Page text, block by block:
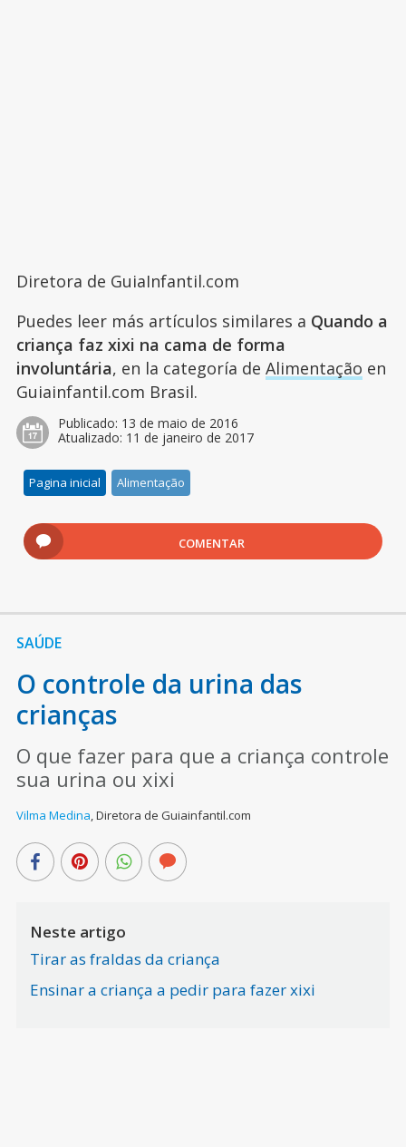
Diretora de GuiaInfantil.com
Puedes leer más artículos similares a Quando a
criança faz xixi na cama de forma
involuntária, en la categoría de Alimentação en
Guiainfantil.com Brasil.
Publicado: 13 de maio de 2016
Atualizado: 11 de janeiro de 2017
Pagina inicial Alimentação
COMENTAR
SAÚDE
O controle da urina das
crianças
O que fazer para que a criança controle
sua urina ou xixi
Vilma Medina,Diretora de Guiainfantil.com
Neste artigo
Tirar as fraldas da criança
Ensinar a criança a pedir para fazer xixi